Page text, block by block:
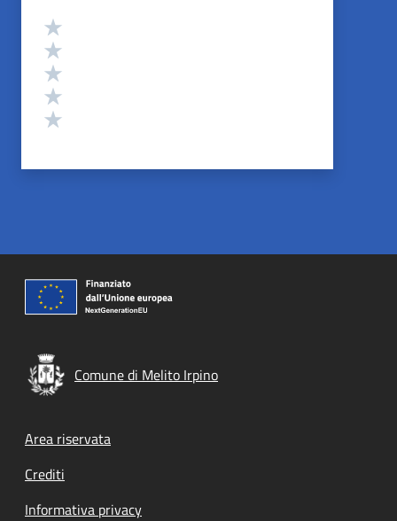
Valutazione
Comune di Melito Irpino
Footer menu
Area riservata
Crediti
Informativa privacy